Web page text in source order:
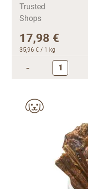
17,98 €
35,96 € / 1 kg
-